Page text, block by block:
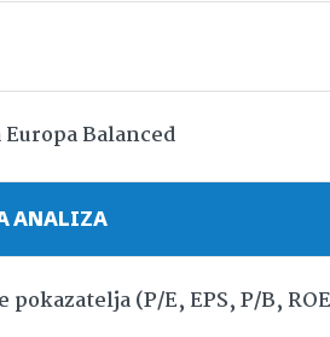
Balanced
ANALIZA
(P/E, EPS, P/B,